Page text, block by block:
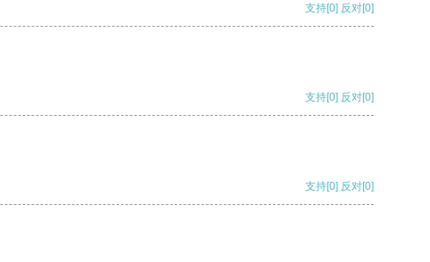
支持[0] 反对[0]
支持[0] 反对[0]
支持[0] 反对[0]